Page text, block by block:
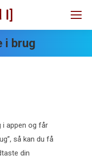
i brug
appen og får
så kan du få
din